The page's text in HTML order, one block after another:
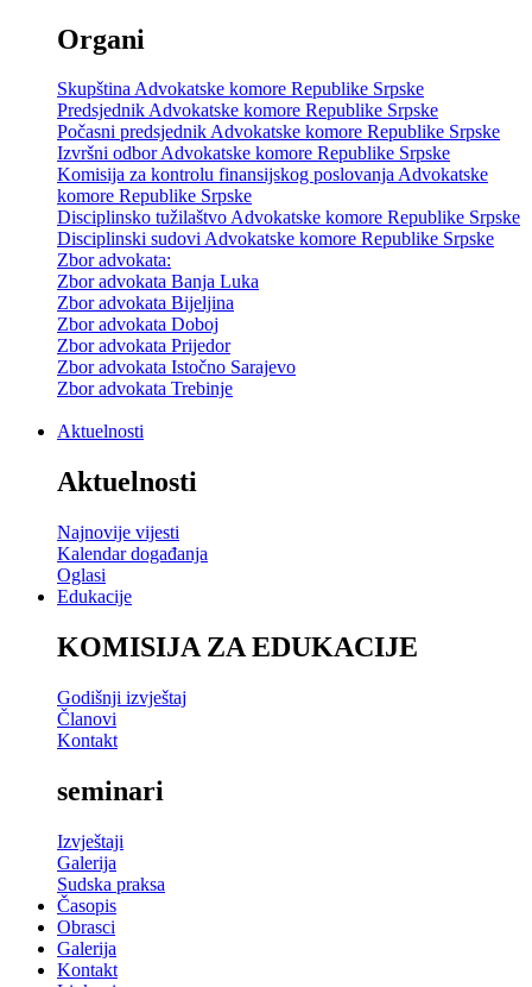
Organi
Skupština Advokatske komore Republike Srpske
Predsjednik Advokatske komore Republike Srpske
Počasni predsjednik Advokatske komore Republike Srpske
Izvršni odbor Advokatske komore Republike Srpske
Komisija za kontrolu finansijskog poslovanja Advokatske
komore Republike Srpske
Disciplinsko tužilaštvo Advokatske komore Republike Srpske
Disciplinski sudovi Advokatske komore Republike Srpske
Zbor advokata:
Zbor advokata Banja Luka
Zbor advokata Bijeljina
Zbor advokata Doboj
Zbor advokata Prijedor
Zbor advokata Istočno Sarajevo
Zbor advokata Trebinje
Aktuelnosti
Aktuelnosti
Najnovije vijesti
Kalendar događanja
Oglasi
Edukacije
KOMISIJA ZA EDUKACIJE
Godišnji izvještaj
Članovi
Kontakt
seminari
Izvještaji
Galerija
Sudska praksa
Časopis
Obrasci
Galerija
Kontakt